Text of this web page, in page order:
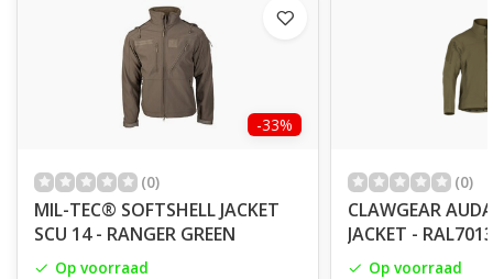
-33%
(0)
MIL-TEC® SOFTSHELL JACKET
SCU 14 - RANGER GREEN
Op voorraad
(0)
CLAWGEAR
JACKET -
Op voorraad